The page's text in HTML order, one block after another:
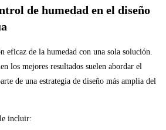
de humedad en el diseño
eficaz de la humedad con una sola solución.
los mejores resultados suelen abordar el
de una estrategia de diseño más amplia del
incluir: